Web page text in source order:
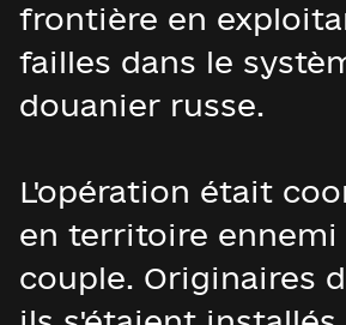
frontière en
failles dans le
douanier russe.
L'opération était
en territoire ennemi
couple. Originaires